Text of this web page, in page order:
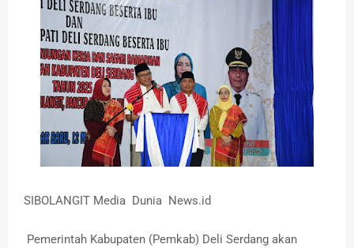
SIBOLANGIT Media Dunia News.id
Pemerintah Kabupaten (Pemkab) Deli Serdang akan